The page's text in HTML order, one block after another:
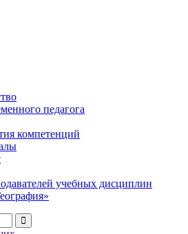
педагога
компетенций
учебных дисциплин